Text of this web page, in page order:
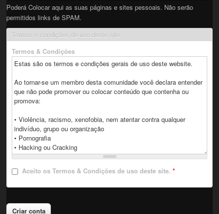
Poderá Colocar aqui as suas páginas e sites pessoais. Não serão
permitidos links de SPAM.
Termos e condições de uso deste site
Termos & Condições
Aceito os Termos & Condições de uso deste site.*